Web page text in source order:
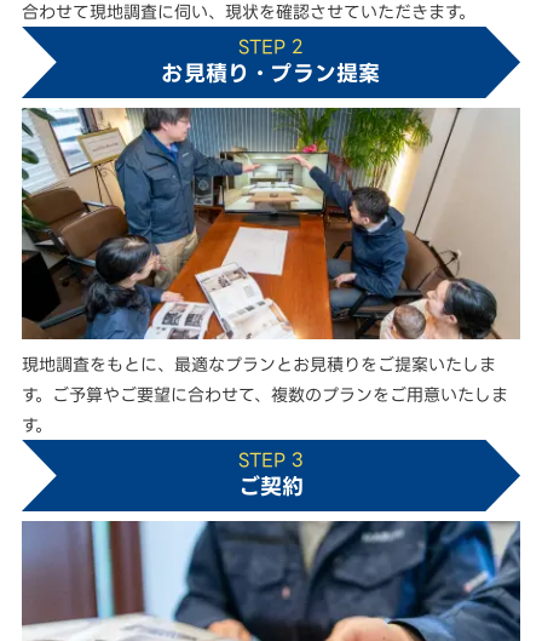
合わせて現地調査に伺い、現状を確認させていただきます。
STEP 2
お見積り・プラン提案
現地調査をもとに、最適なプランとお見積りをご提案いたしま
す。ご予算やご要望に合わせて、複数のプランをご用意いたしま
す。
STEP 3
ご契約